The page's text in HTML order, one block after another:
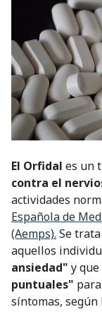
El Orfidal es un
contra el
actividades
Española de
(Aemps). Se
aquellos
ansiedad" y que
puntuales"
síntomas,